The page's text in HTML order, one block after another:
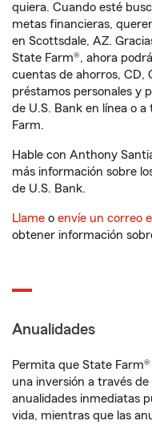
quiera. Cuando esté
metas financieras,
en Scottsdale, AZ.
State Farm®, ahora
cuentas de ahorros, CD,
préstamos personales y
de U.S. Bank en línea o
Farm.
Hable con Anthony
más información sobre
de U.S. Bank.
Llame o envíe un correo
obtener información
Anualidades
Permita que State
una inversión a través
anualidades inmediatas
vida, mientras que las